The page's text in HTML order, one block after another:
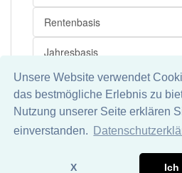
Unsere Website verwendet
das bestmögliche Erlebnis zu
Nutzung unserer Seite erklären
einverstanden.
X Ich
Messstrecke
Naturwissenschaft
Stereofotografie
Funktionsträger
Grundstruktur
Militärbasis
Rentenbasis
Jahresbasis
Massenbasis
Machtbasis Mehr
Datenschutz
Wir übernehmen keine Garantie